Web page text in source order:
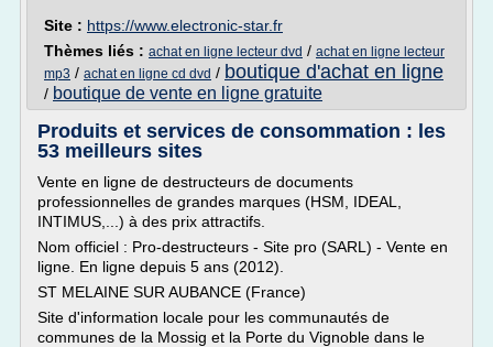
Site : https://www.electronic-star.fr
Thèmes liés : achat en ligne lecteur dvd / achat en ligne lecteur
mp3 / achat en ligne cd dvd / boutique d'achat en ligne
/ boutique de vente en ligne gratuite
Produits et services de consommation : les
53 meilleurs sites
Vente en ligne de destructeurs de documents
professionnelles de grandes marques (HSM, IDEAL,
INTIMUS,...) à des prix attractifs.
Nom officiel : Pro-destructeurs - Site pro (SARL) - Vente en
ligne. En ligne depuis 5 ans (2012).
ST MELAINE SUR AUBANCE (France)
Site d'information locale pour les communautés de
communes de la Mossig et la Porte du Vignoble dans le